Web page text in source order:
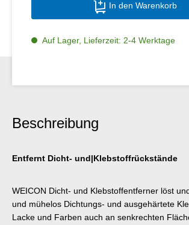
In den Warenkorb
Auf Lager, Lieferzeit: 2-4 Werktage
Beschreibung
Entfernt Dicht- und|Klebstoffrückstände
WEICON Dicht- und Klebstoffentferner löst
und mühelos Dichtungs- und ausgehärtete
Lacke und Farben auch an senkrechten